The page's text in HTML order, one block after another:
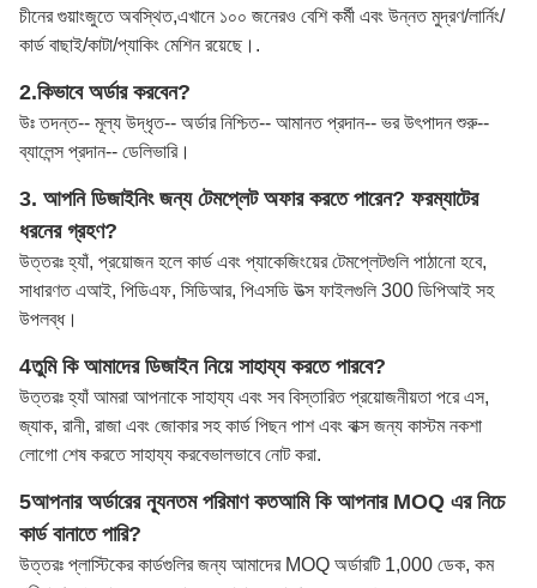
চীনের গুয়াংজুতে অবস্থিত,এখানে ১০০ জনেরও বেশি কর্মী এবং উন্নত মুদ্রণ/লার্নিং/
কার্ড বাছাই/কাটা/প্যাকিং মেশিন রয়েছে।.
2.কিভাবে অর্ডার করবেন?
উঃ তদন্ত-- মূল্য উদ্ধৃত-- অর্ডার নিশ্চিত-- আমানত প্রদান-- ভর উৎপাদন শুরু--
ব্যালেন্স প্রদান-- ডেলিভারি।
3. আপনি ডিজাইনিং জন্য টেমপ্লেট অফার করতে পারেন? ফরম্যাটের
ধরনের গ্রহণ?
উত্তরঃ হ্যাঁ, প্রয়োজন হলে কার্ড এবং প্যাকেজিংয়ের টেমপ্লেটগুলি পাঠানো হবে,
সাধারণত এআই, পিডিএফ, সিডিআর, পিএসডি উত্স ফাইলগুলি 300 ডিপিআই সহ
উপলব্ধ।
4তুমি কি আমাদের ডিজাইন নিয়ে সাহায্য করতে পারবে?
উত্তরঃ হ্যাঁ আমরা আপনাকে সাহায্য এবং সব বিস্তারিত প্রয়োজনীয়তা পরে এস,
জ্যাক, রানী, রাজা এবং জোকার সহ কার্ড পিছন পাশ এবং বাক্স জন্য কাস্টম নকশা
লোগো শেষ করতে সাহায্য করবেভালভাবে নোট করা.
5আপনার অর্ডারের ন্যূনতম পরিমাণ কতআমি কি আপনার MOQ এর নিচে
কার্ড বানাতে পারি?
উত্তরঃ প্লাস্টিকের কার্ডগুলির জন্য আমাদের MOQ অর্ডারটি 1,000 ডেক, কম